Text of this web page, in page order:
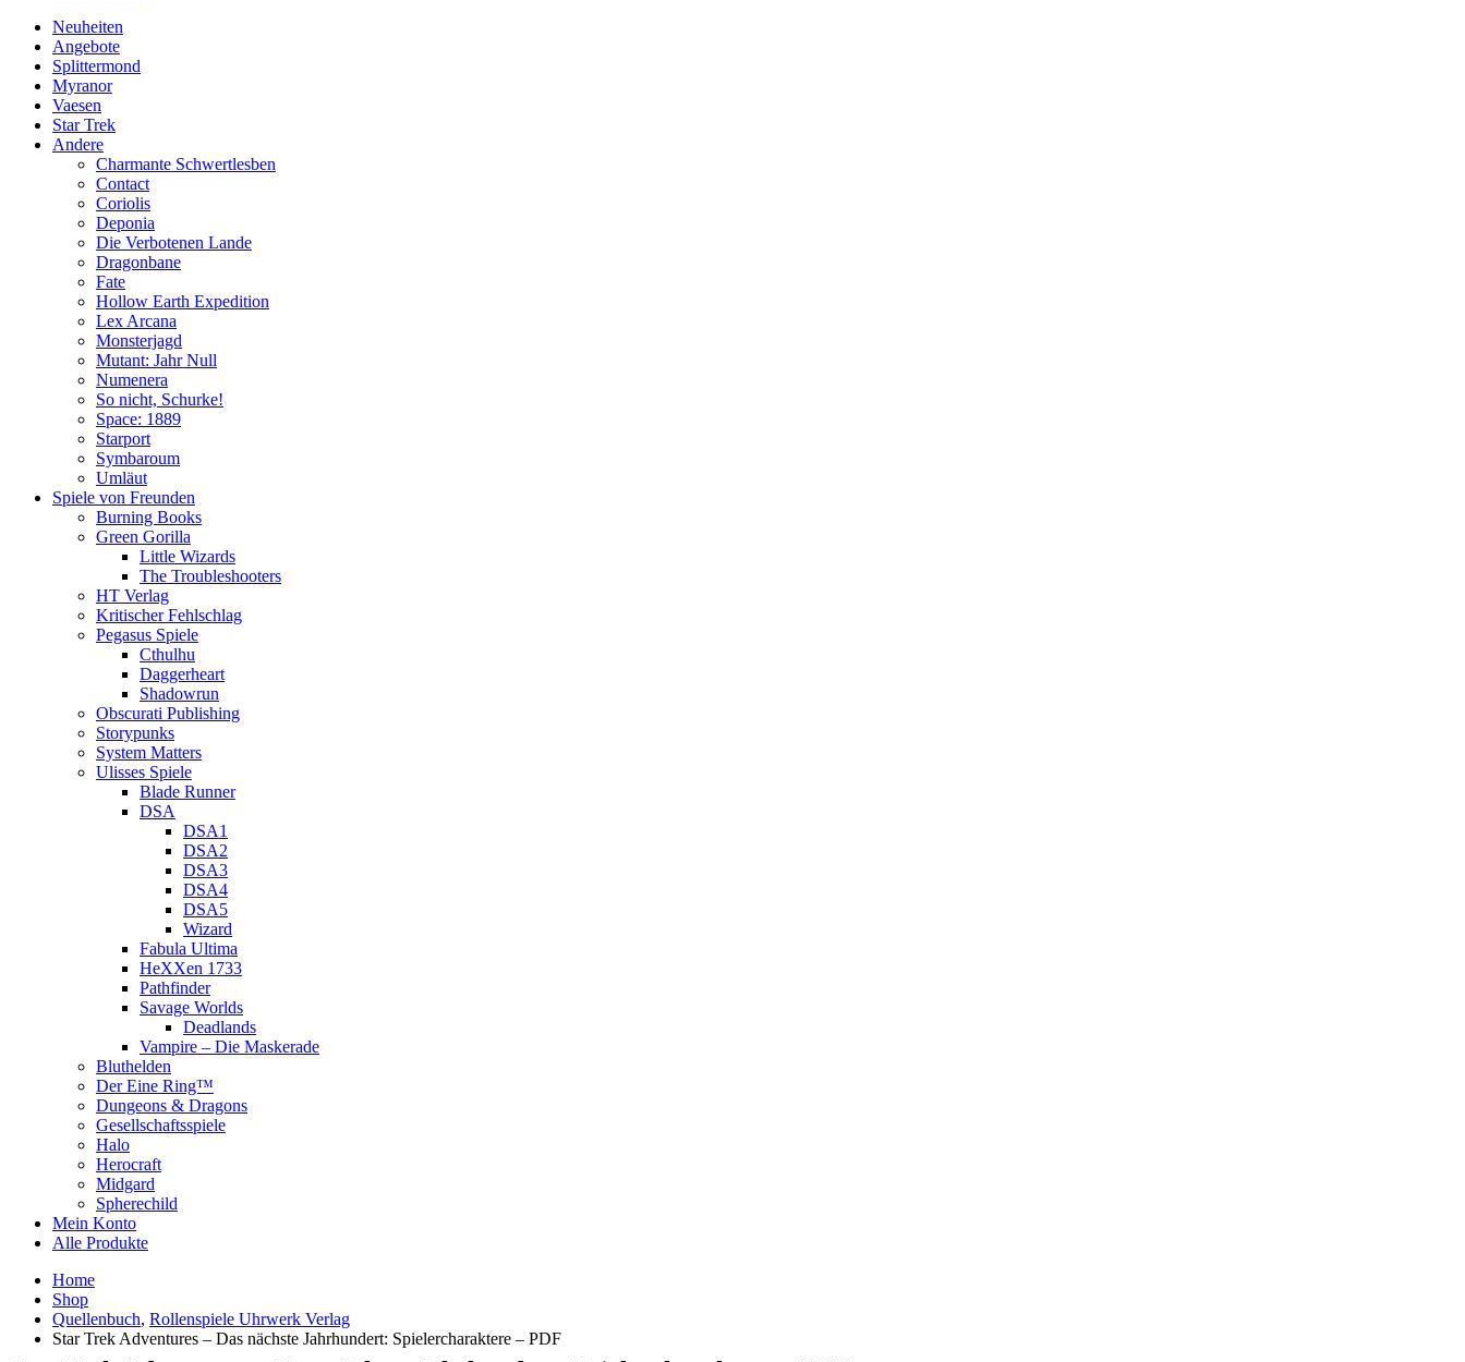
Neuheiten
Angebote
Splittermond
Myranor
Vaesen
Star Trek
Andere
Charmante Schwertlesben
Contact
Coriolis
Deponia
Die Verbotenen Lande
Dragonbane
Fate
Hollow Earth Expedition
Lex Arcana
Monsterjagd
Mutant: Jahr Null
Numenera
So nicht, Schurke!
Space: 1889
Starport
Symbaroum
Umläut
Spiele von Freunden
Burning Books
Green Gorilla
Little Wizards
The Troubleshooters
HT Verlag
Kritischer Fehlschlag
Pegasus Spiele
Cthulhu
Daggerheart
Shadowrun
Obscurati Publishing
Storypunks
System Matters
Ulisses Spiele
Blade Runner
DSA
DSA1
DSA2
DSA3
DSA4
DSA5
Wizard
Fabula Ultima
HeXXen 1733
Pathfinder
Savage Worlds
Deadlands
Vampire – Die Maskerade
Bluthelden
Der Eine Ring™
Dungeons & Dragons
Gesellschaftsspiele
Halo
Herocraft
Midgard
Spherechild
Mein Konto
Alle Produkte
Home
Shop
Quellenbuch, Rollenspiele Uhrwerk Verlag
Star Trek Adventures – Das nächste Jahrhundert: Spielercharaktere – PDF